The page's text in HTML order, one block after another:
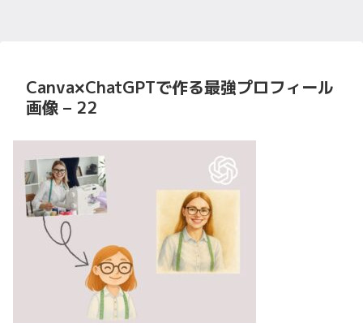
Canva×ChatGPTで作る最強プロフィール
画像 – 22